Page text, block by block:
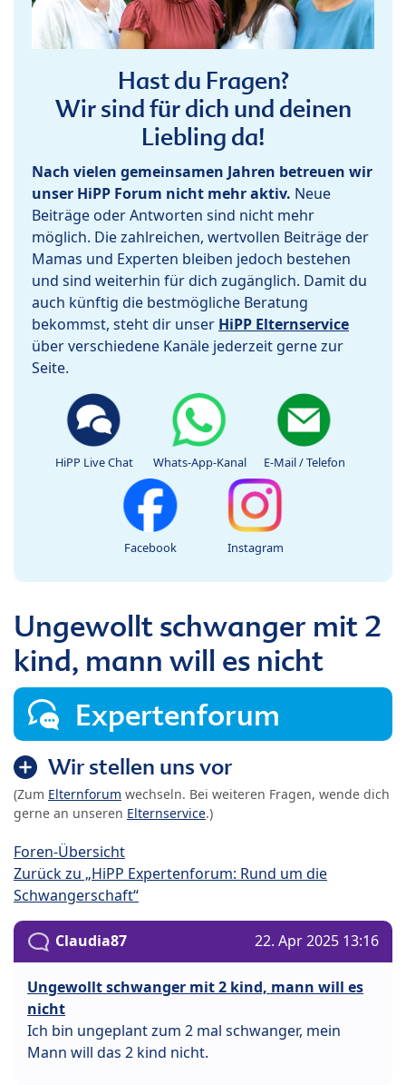
Hast du Fragen?
Wir sind für dich und deinen
Liebling da!
Nach vielen gemeinsamen Jahren betreuen wir
unser HiPP Forum nicht mehr aktiv. Neue
Beiträge oder Antworten sind nicht mehr
möglich. Die zahlreichen, wertvollen Beiträge der
Mamas und Experten bleiben jedoch bestehen
und sind weiterhin für dich zugänglich. Damit du
auch künftig die bestmögliche Beratung
bekommst, steht dir unser HiPP Elternservice
über verschiedene Kanäle jederzeit gerne zur
Seite.
HiPP Live Chat Whats-App-Kanal E-Mail / Telefon
Facebook Instagram
Ungewollt schwanger mit 2
kind, mann will es nicht
Expertenforum
Wir stellen uns vor
(Zum Elternforum wechseln. Bei weiteren Fragen, wende dich
gerne an unseren Elternservice.)
Foren-Übersicht
Zurück zu „HiPP Expertenforum: Rund um die
Schwangerschaft“
Claudia87 22. Apr 2025 13:16
Ungewollt schwanger mit 2 kind, mann will es
nicht
Ich bin ungeplant zum 2 mal schwanger, mein
Mann will das 2 kind nicht.